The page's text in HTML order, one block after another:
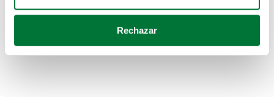
Identificar su dispositivo analizándolo activamente
para buscar características específicas (huellas
Obtenga más información sobre cómo se procesan sus
Rechazar